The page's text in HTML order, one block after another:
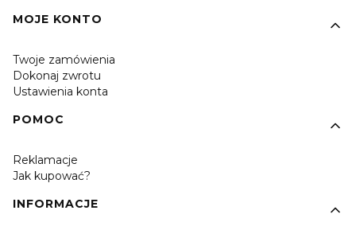
MOJE KONTO
Twoje zamówienia
Dokonaj zwrotu
Ustawienia konta
POMOC
Reklamacje
Jak kupować?
INFORMACJE